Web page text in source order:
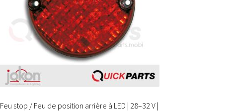
Feu stop / Feu de position arrière à LED | 28–32 V |